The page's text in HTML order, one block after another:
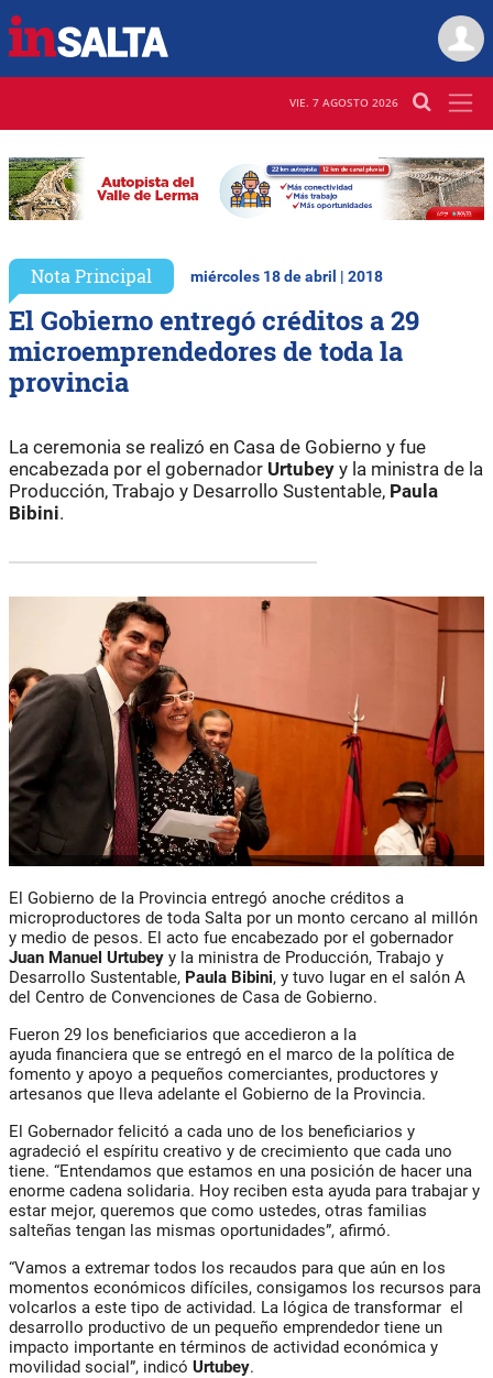
VIE. 7 AGOSTO 2026
Nota Principal miércoles 18 de abril | 2018
El Gobierno entregó créditos a 29
microemprendedores de toda la
provincia
La ceremonia se realizó en Casa de Gobierno y fue
encabezada por el gobernador Urtubey y la ministra de la
Producción, Trabajo y Desarrollo Sustentable, Paula
Bibini.
El Gobierno de la Provincia entregó anoche créditos a
microproductores de toda Salta por un monto cercano al millón
y medio de pesos. El acto fue encabezado por el gobernador
Juan Manuel Urtubey y la ministra de Producción, Trabajo y
Desarrollo Sustentable, Paula Bibini, y tuvo lugar en el salón A
del Centro de Convenciones de Casa de Gobierno.
Fueron 29 los beneficiarios que accedieron a la
ayuda financiera que se entregó en el marco de la política de
fomento y apoyo a pequeños comerciantes, productores y
artesanos que lleva adelante el Gobierno de la Provincia.
El Gobernador felicitó a cada uno de los beneficiarios y
agradeció el espíritu creativo y de crecimiento que cada uno
tiene. “Entendamos que estamos en una posición de hacer una
enorme cadena solidaria. Hoy reciben esta ayuda para trabajar y
estar mejor, queremos que como ustedes, otras familias
salteñas tengan las mismas oportunidades”, afirmó.
“Vamos a extremar todos los recaudos para que aún en los
momentos económicos difíciles, consigamos los recursos para
volcarlos a este tipo de actividad. La lógica de transformar el
desarrollo productivo de un pequeño emprendedor tiene un
impacto importante en términos de actividad económica y
movilidad social”, indicó Urtubey.